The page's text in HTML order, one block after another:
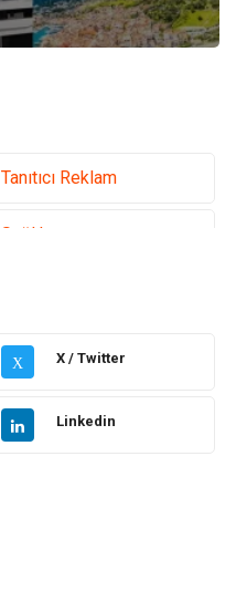
Tanıtıcı Reklam
Sağlık
Giyim
Güzellik Bakım
X X / Twitter
Linkedin